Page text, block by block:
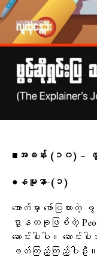
■ အခန်း (၁၀) – ဖွင့်
● နမူနာ-(၁)
အောက်မှာ ဖော်ပြထား
ဌာနတခုဖြစ်တဲ့
ဆောင်းပါးပါ။ ဆောင်
ဖတ်ကြည့်ကြည့်ပါဦး။